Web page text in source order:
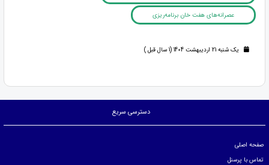
عصرانه‌های هفت خان برنامه‌ریزی
یک شنبه 21 اردیبهشت 1404 (1 سال قبل )
دسترسی سریع
صفحه اصلی
تماس با پرسنل